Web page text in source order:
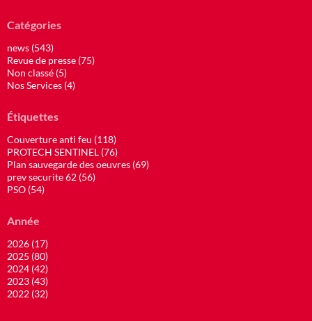
Catégories
news (543)
Revue de presse (75)
Non classé (5)
Nos Services (4)
Étiquettes
Couverture anti feu (118)
PROTECH SENTINEL (76)
Plan sauvegarde des oeuvres (69)
prev securite 62 (56)
PSO (54)
Année
2026 (17)
2025 (80)
2024 (42)
2023 (43)
2022 (32)